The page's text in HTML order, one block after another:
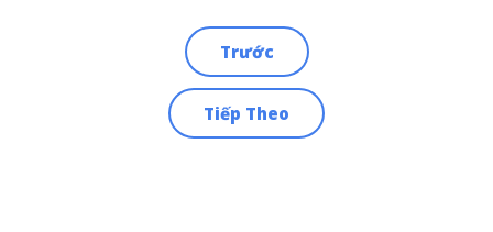
Trước
Tiếp Theo